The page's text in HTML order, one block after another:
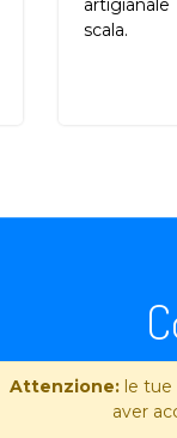
scala.
Attenzione:le tue
aver